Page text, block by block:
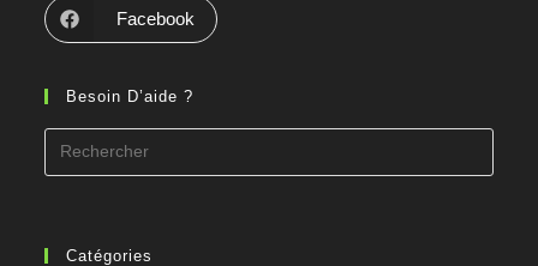
Facebook
Besoin D’aide ?
Catégories